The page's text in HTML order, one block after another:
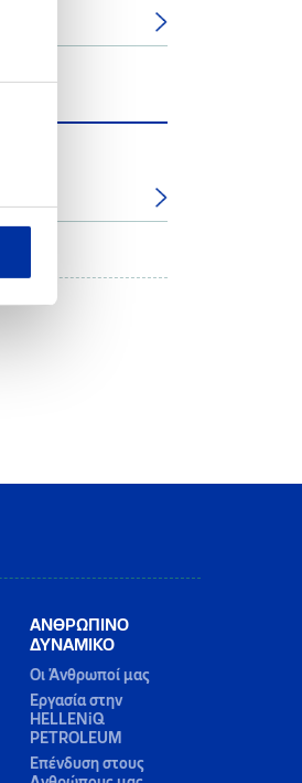
ΑΝΘΡΩΠΙΝΟ
ΔΥΝΑΜΙΚΟ
Οι Άνθρωποί μας
Εργασία στην
HELLENiQ
PETROLEUM
Επένδυση στους